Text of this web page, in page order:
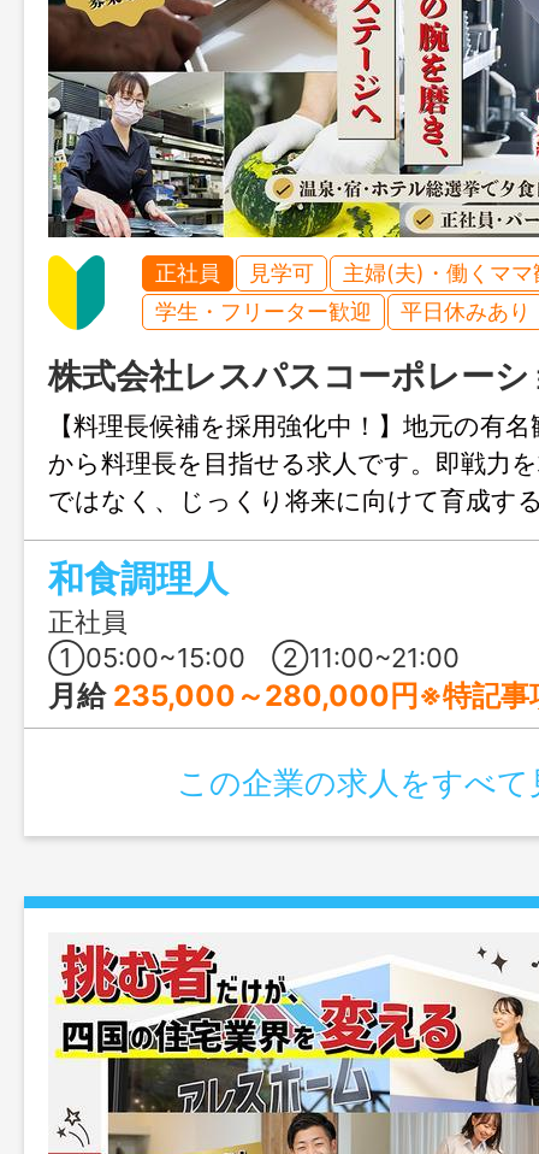
正社員 見学可
主婦(夫)・働くママ
学生・フリーター歓迎
平日休みあり
株式会社レスパスコーポレーシ
【料理長候補を採用強化中！】地元の有
から料理長を目指せる求人です。即戦力
ではなく、じっくり将来に向けて育成す
実務経験が浅い方もチャレンジできます
るお客様に喜んでもらえる料理のレパー
みませんか？
和食調理人
正社員
①05:00~15:00 ②11:00~21:00
月給 235,000～280,000円※特記事
この企業の求人をすべて